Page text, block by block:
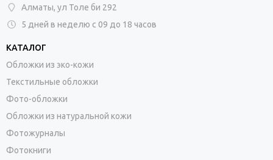
Алматы, ул Толе би 292
5 дней в неделю с 09 до 18 часов
КАТАЛОГ
Обложки из эко-кожи
Текстильные обложки
Фото-обложки
Обложки из натуральной кожи
Фотожурналы
Фотокниги